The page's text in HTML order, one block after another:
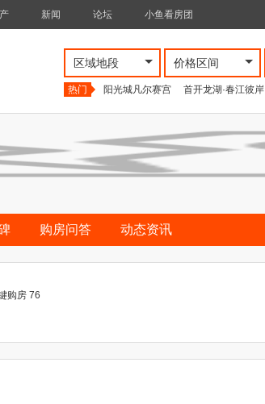
新闻 论坛 小鱼看房团
区域地段 价格区间
热门
阳光城凡尔赛宫 首开龙湖·春江彼岸
购房问答 动态资讯
购房 76